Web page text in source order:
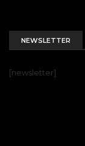
NEWSLETTER
[newsletter]